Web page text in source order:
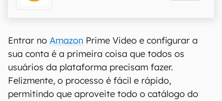
Entrar no Amazon Prime Video e configurar a
sua conta é a primeira coisa que todos os
usuários da plataforma precisam fazer.
Felizmente, o processo é fácil e rápido,
permitindo que aproveite todo o catálogo do